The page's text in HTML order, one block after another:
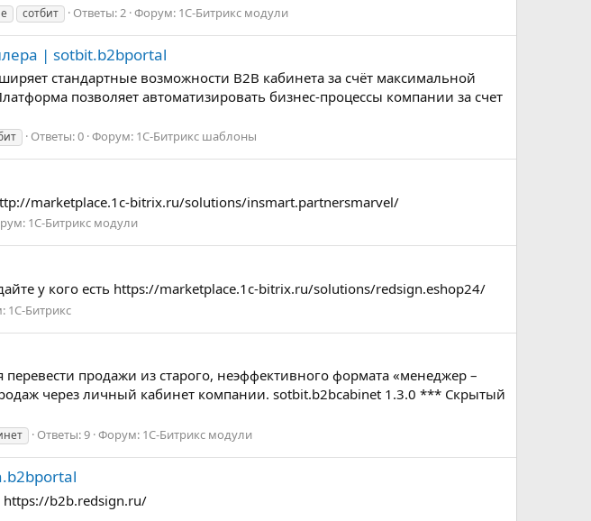
сотбит Ответы: 2 Форум: 1С-Битрикс модули
| sotbit.b2bportal
стандартные возможности B2B кабинета за счёт максимальной
позволяет автоматизировать бизнес-процессы компании за счет
Ответы: 0 Форум: 1С-Битрикс шаблоны
marketplace.1c-bitrix.ru/solutions/insmart.partnersmarvel/
1С-Битрикс модули
у кого есть https://marketplace.1c-bitrix.ru/solutions/redsign.eshop24/
1С-Битрикс
продажи из старого, неэффективного формата «менеджер –
через личный кабинет компании. sotbit.b2bcabinet 1.3.0 *** Скрытый
Ответы: 9 Форум: 1С-Битрикс модули
b2b.redsign.ru/